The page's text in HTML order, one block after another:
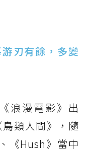
刃有餘，多變
浪漫電影》出
類人間》，隨
《Hush》當中